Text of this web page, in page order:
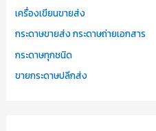
เครื่องเขียนขายส่ง
กระดาษขายส่ง กระดาษถ่ายเอกสาร
กระดาษทุกชนิด
ขายกระดาษปลีกส่ง